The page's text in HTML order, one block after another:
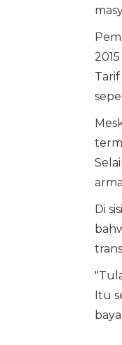
Di
Itu